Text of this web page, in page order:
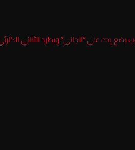
يده على “الجاني” ويطرد الثنائي